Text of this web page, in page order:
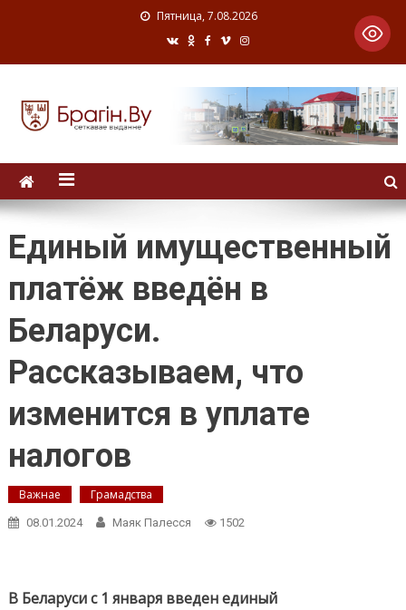
Пятница, 7.08.2026
Единый имущественный
платёж введён в
Беларуси.
Рассказываем, что
изменится в уплате
налогов
Важнае Грамадства
08.01.2024 Маяк Палесся 1502
В Беларуси с 1 января введен единый